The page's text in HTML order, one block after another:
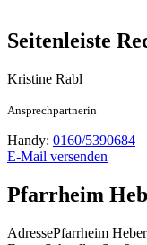
Seitenleiste
Kristine Rabl
Ansprechpartnerin
Handy: 0160/5390684
E-Mail versenden
Pfarrheim
AdressePfarrheim